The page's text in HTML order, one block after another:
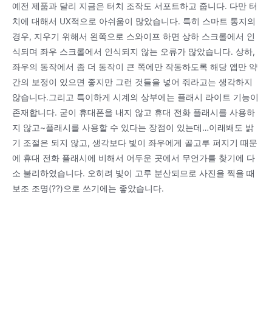
예전 제품과 달리 지금은 터치 조작도 서포트하고 줍니다. 다만 터
치에 대해서 UX적으로 아쉬움이 많았습니다. 특히 스마트 통지의
경우, 지우기 위해서 왼쪽으로 스와이프 하면 상하 스크롤에서 인
식되며 좌우 스크롤에서 인식되지 않는 오류가 많았습니다. 상하,
좌우의 동작에서 좀 더 동작이 큰 쪽에만 작동하도록 해당 앱만 약
간의 보정이 있으면 좋지만 그런 것들을 넣어 줘라고는 생각하지
않습니다.그리고 특이하게 시계의 상부에는 플래시 라이트 기능이
존재합니다. 굳이 휴대폰을 내지 않고 휴대 전화 플래시를 사용하
지 않고~플래시를 사용할 수 있다는 장점이 있는데…이래봬도 밝
기 조절은 되지 않고, 생각보다 빛이 좌우에게 골고루 퍼지기 때문
에 휴대 전화 플래시에 비해서 어두운 곳에서 무언가를 찾기에 다
소 불리하였습니다. 오히려 빛이 고루 분산되므로 사진을 찍을 때
보조 조명(??)으로 쓰기에는 좋았습니다.